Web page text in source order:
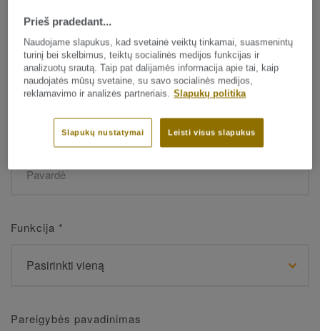
Vardas*
*
Funkcija *
Pareigybės pavadinimas
Prieš pradedant...
Naudojame slapukus, kad svetainė veiktų tinkamai, suasmenintų
turinį bei skelbimus, teiktų socialinės medijos funkcijas ir
analizuotų srautą. Taip pat dalijamės informacija apie tai, kaip
naudojatės mūsų svetaine, su savo socialinės medijos,
reklamavimo ir analizės partneriais. Slapukų politika
Leisti visus slapukus
Slapukų nustatymai